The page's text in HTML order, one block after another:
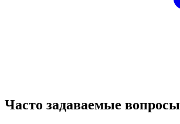
Часто задаваемые вопросы